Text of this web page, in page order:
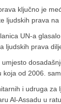
ključno je
ljudskih prava
UN-a
ljudskih prava
koja od 2006.
i udruga za
Al-Assadu u